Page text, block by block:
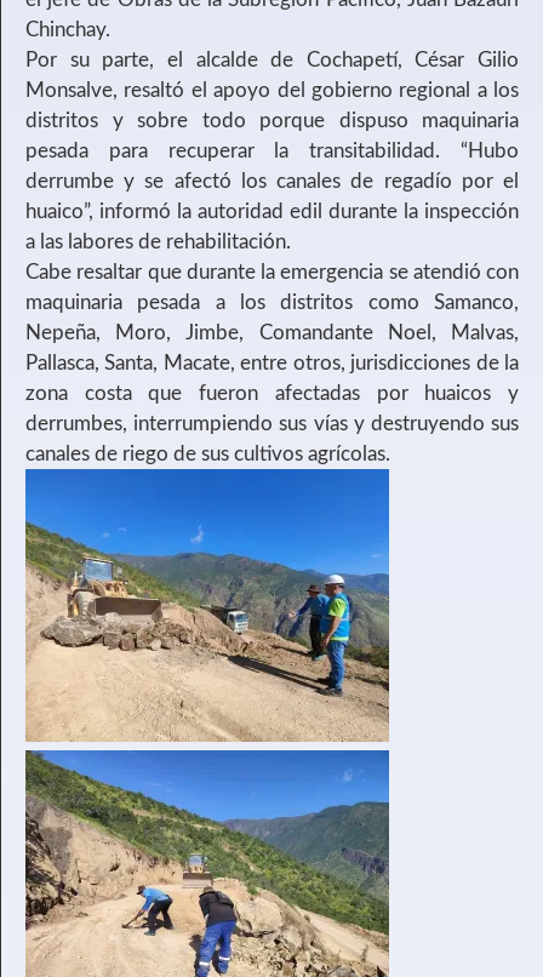
Chinchay.
Por su parte, el alcalde de Cochapetí, César Gilio
Monsalve, resaltó el apoyo del gobierno regional a los
distritos y sobre todo porque dispuso maquinaria
pesada para recuperar la transitabilidad. “Hubo
derrumbe y se afectó los canales de regadío por el
huaico”, informó la autoridad edil durante la inspección
a las labores de rehabilitación.
Cabe resaltar que durante la emergencia se atendió con
maquinaria pesada a los distritos como Samanco,
Nepeña, Moro, Jimbe, Comandante Noel, Malvas,
Pallasca, Santa, Macate, entre otros, jurisdicciones de la
zona costa que fueron afectadas por huaicos y
derrumbes, interrumpiendo sus vías y destruyendo sus
canales de riego de sus cultivos agrícolas.